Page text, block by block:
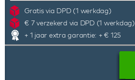
Gratis via DPD (1 werkdag)
€ 7 verzekerd via DPD (1 werkdag)
+ 1 jaar extra garantie: + € 125